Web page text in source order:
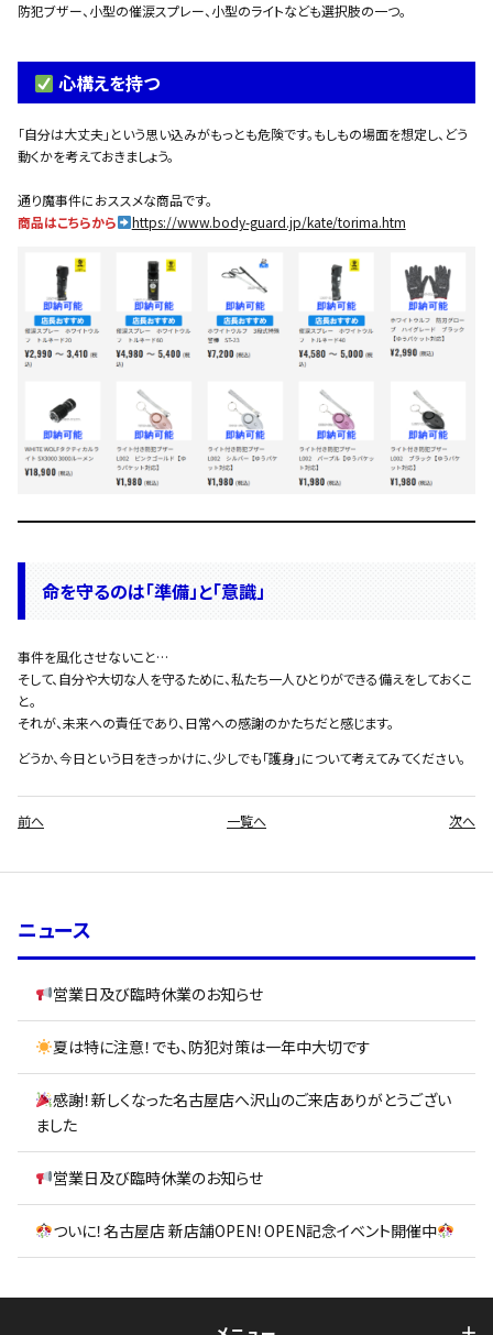
防犯ブザー、小型の催涙スプレー、小型のライトなども選択肢の一つ。
心構えを持つ
「自分は大丈夫」という思い込みがもっとも危険です。もしもの場面を想定し、どう
動くかを考えておきましょう。
通り魔事件におススメな商品です。
商品はこちらから
https://www.body-guard.jp/kate/torima.htm
命を守るのは「準備」と「意識」
事件を風化させないこと…
そして、自分や大切な人を守るために、私たち一人ひとりができる備えをしておくこ
と。
それが、未来への責任であり、日常への感謝のかたちだと感じます。
どうか、今日という日をきっかけに、少しでも「護身」について考えてみてください。
前へ 一覧へ 次へ
ニュース
営業日及び臨時休業のお知らせ
夏は特に注意！でも、防犯対策は一年中大切です
感謝！新しくなった名古屋店へ沢山のご来店ありがとうござい
ました
営業日及び臨時休業のお知らせ
ついに！名古屋店 新店舗OPEN！OPEN記念イベント開催中